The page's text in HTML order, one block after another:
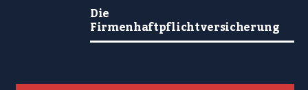
Die
Firmenhaftpflichtversicherung